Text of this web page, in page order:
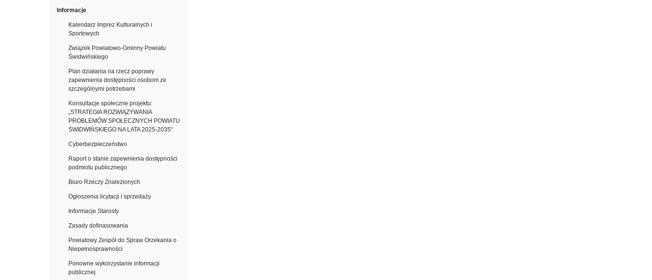
Informacje
Kalendarz Imprez Kulturalnych i
Sportowych
Związek Powiatowo-Gminny Powiatu
Świdwińskiego
Plan działania na rzecz poprawy
zapewnienia dostępności osobom ze
szczególnymi potrzebami
Konsultacje społeczne projektu:
„STRATEGIA ROZWIĄZYWANIA
PROBLEMÓW SPOŁECZNYCH POWIATU
ŚWIDWIŃSKIEGO NA LATA 2025-2035"
Cyberbezpieczeństwo
Raport o stanie zapewnienia dostępności
podmiotu publicznego
Biuro Rzeczy Znalezionych
Ogłoszenia licytacji i sprzedaży
Informacje Starosty
Zasady dofinasowania
Powiatowy Zespół do Spraw Orzekania o
Niepełnosprawności
Ponowne wykorzystanie informacji
publicznej